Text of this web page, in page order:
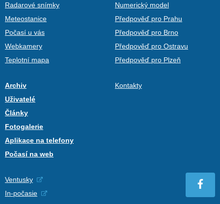
Radarové snímky
Meteostanice
Počasí u vás
Webkamery
Teplotní mapa
Numerický model
Předpověď pro Prahu
Předpověď pro Brno
Předpověď pro Ostravu
Předpověď pro Plzeň
Archiv
Uživatelé
Články
Fotogalerie
Aplikace na telefony
Počasí na web
Kontakty
Ventusky
In-počasie